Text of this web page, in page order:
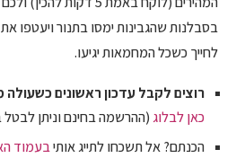
בסבלנות שהגבינות ימסו בתנור ויעטפו
לחייך כשכל המחמאות יגיעו.
רוצים לקבל עדכון ראשונים
כאן לבלוג(ההרשמה בחינם וניתן
הכנתם? אל תשכחו לתייג אותיבעמוד